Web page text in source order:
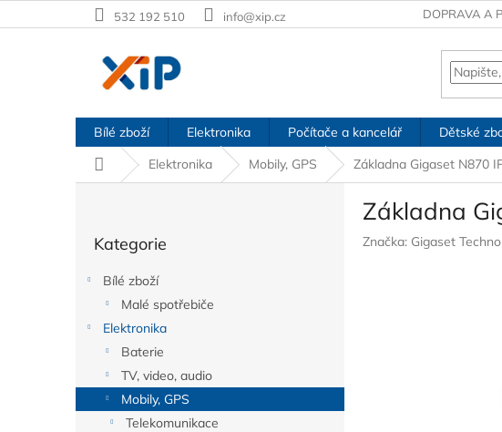
na
532 192 510 info@xip.cz DOPRAVA A
Bílé zboží Elektronika Počítače a kancelář Dětské
Domů
Elektronika Mobily, GPS Základna Gigaset N870
a
n
kategorie
Kategorie
Bílé zboží
Malé spotřebiče
Elektronika
Baterie
TV, video, audio
Mobily, GPS
Telekomunikace
Základna
Značka: Gigaset